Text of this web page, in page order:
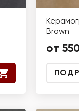
Brown
от